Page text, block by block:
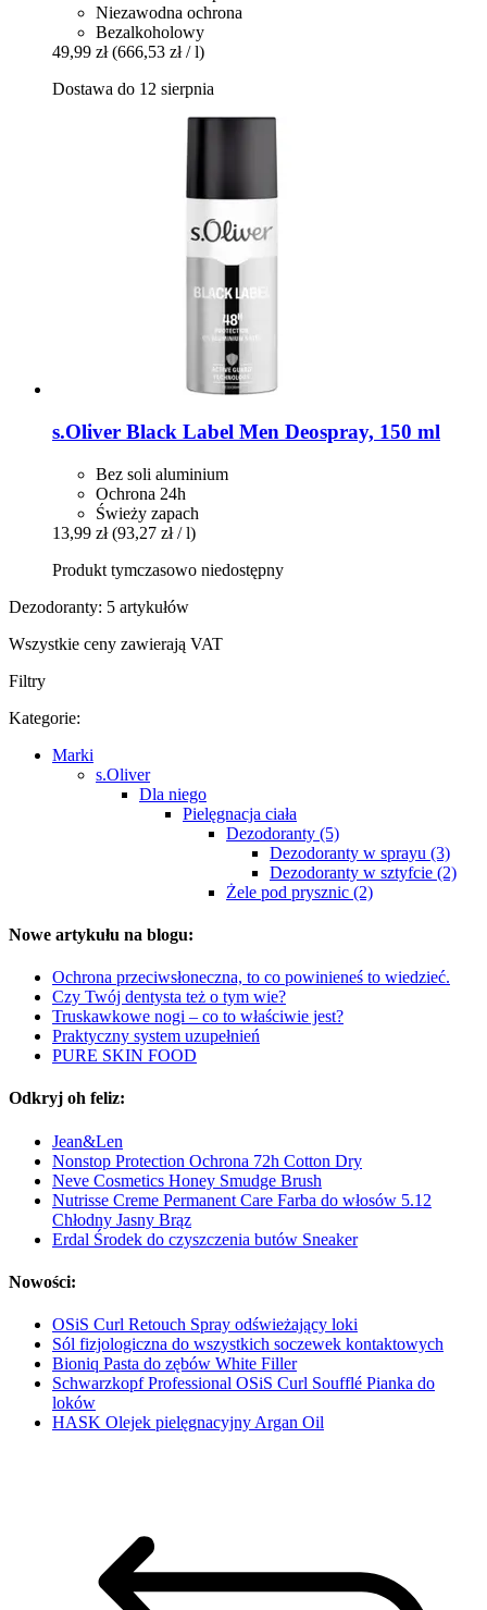
Niezawodna ochrona
Bezalkoholowy
49,99 zł (666,53 zł / l)
Dostawa do 12 sierpnia
s.Oliver Black Label Men Deospray, 150 ml
Bez soli aluminium
Ochrona 24h
Świeży zapach
13,99 zł (93,27 zł / l)
Produkt tymczasowo niedostępny
Dezodoranty: 5 artykułów
Wszystkie ceny zawierają VAT
Filtry
Kategorie:
Marki
s.Oliver
Dla niego
Pielęgnacja ciała
Dezodoranty (5)
Dezodoranty w sprayu (3)
Dezodoranty w sztyfcie (2)
Żele pod prysznic (2)
Nowe artykułu na blogu:
Ochrona przeciwsłoneczna, to co powinieneś to wiedzieć.
Czy Twój dentysta też o tym wie?
Truskawkowe nogi – co to właściwie jest?
Praktyczny system uzupełnień
PURE SKIN FOOD
Odkryj oh feliz:
Jean&Len
Nonstop Protection Ochrona 72h Cotton Dry
Neve Cosmetics Honey Smudge Brush
Nutrisse Creme Permanent Care Farba do włosów 5.12
Chłodny Jasny Brąz
Erdal Środek do czyszczenia butów Sneaker
Nowości:
OSiS Curl Retouch Spray odświeżający loki
Sól fizjologiczna do wszystkich soczewek kontaktowych
Bioniq Pasta do zębów White Filler
Schwarzkopf Professional OSiS Curl Soufflé Pianka do
loków
HASK Olejek pielęgnacyjny Argan Oil